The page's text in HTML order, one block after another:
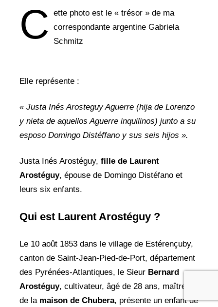
C
ette photo est le « trésor » de ma
correspondante argentine Gabriela
Schmitz
Elle représente :
« Justa Inés Arosteguy Aguerre (hija de Lorenzo
y nieta de aquellos Aguerre inquilinos) junto a su
esposo Domingo Distéffano y sus seis hijos ».
Justa Inés Arostéguy, fille de Laurent
Arostéguy, épouse de Domingo Distéfano et
leurs six enfants.
Qui est Laurent Arostéguy ?
Le 10 août 1853 dans le village de Estérençuby,
canton de Saint-Jean-Pied-de-Port, département
des Pyrénées-Atlantiques, le Sieur Bernard
Arostéguy, cultivateur, âgé de 28 ans, maître de
de lamaison de Chubera, présente un enfant de